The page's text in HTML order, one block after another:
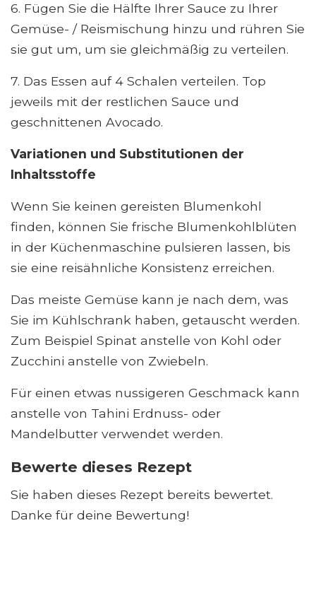
6. Fügen Sie die Hälfte Ihrer Sauce zu Ihrer
Gemüse- / Reismischung hinzu und rühren Sie
sie gut um, um sie gleichmäßig zu verteilen.
7. Das Essen auf 4 Schalen verteilen. Top
jeweils mit der restlichen Sauce und
geschnittenen Avocado.
Variationen und Substitutionen der
Inhaltsstoffe
Wenn Sie keinen gereisten Blumenkohl
finden, können Sie frische Blumenkohlblüten
in der Küchenmaschine pulsieren lassen, bis
sie eine reisähnliche Konsistenz erreichen.
Das meiste Gemüse kann je nach dem, was
Sie im Kühlschrank haben, getauscht werden.
Zum Beispiel Spinat anstelle von Kohl oder
Zucchini anstelle von Zwiebeln.
Für einen etwas nussigeren Geschmack kann
anstelle von Tahini Erdnuss- oder
Mandelbutter verwendet werden.
Bewerte dieses Rezept
Sie haben dieses Rezept bereits bewertet.
Danke für deine Bewertung!